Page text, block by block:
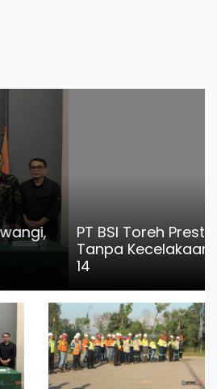
25 Juta Jam Kerja
Kerja Menjelang HUT ke-